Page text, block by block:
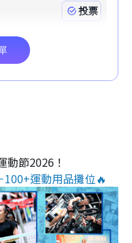
動節2026！
運動用品攤位🔥